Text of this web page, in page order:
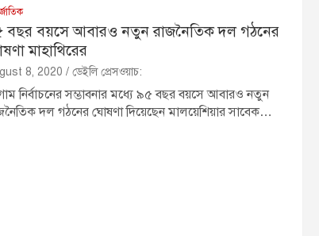
বছর বয়সে আবারও নতুন রাজনৈতিক দল গঠনের
মাহাথিরের
8, 2020 ডেইলি প্রেসওয়াচ:
নির্বাচনের সম্ভাবনার মধ্যে ৯৫ বছর বয়সে আবারও নতুন
দল গঠনের ঘোষণা দিয়েছেন মালয়েশিয়ার সাবেক…